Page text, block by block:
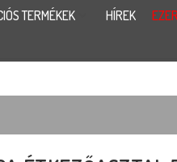
TERMÉKEK HÍREK